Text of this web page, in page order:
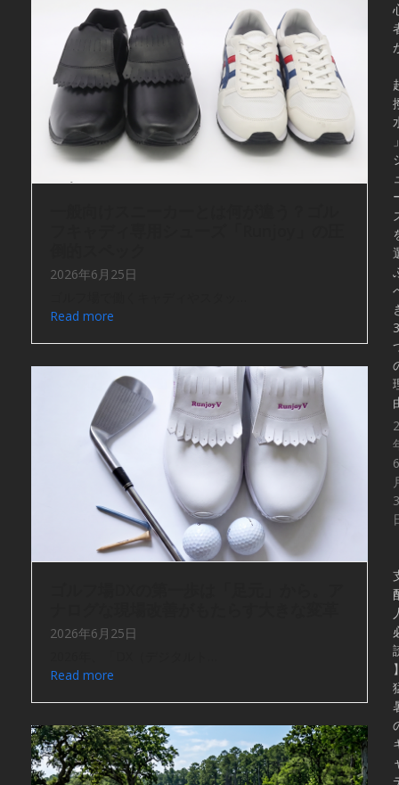
2026年6月25日
Read more
2026年6月25日
Read more
3
6